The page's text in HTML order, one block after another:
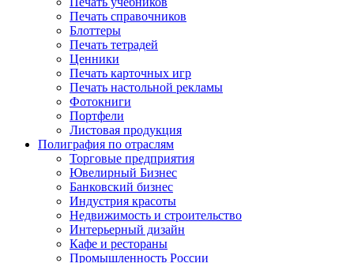
Печать справочников
Блоттеры
Печать тетрадей
Ценники
Печать карточных игр
Печать настольной рекламы
Фотокниги
Портфели
Листовая продукция
Полиграфия по отраслям
Торговые предприятия
Ювелирный Бизнес
Банковский бизнес
Индустрия красоты
Недвижимость и строительство
Интерьерный дизайн
Кафе и рестораны
Промышленность России